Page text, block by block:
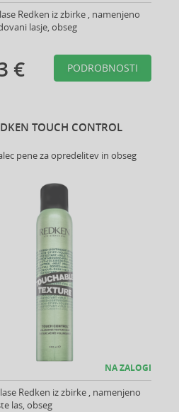
Redken iz zbirke , namenjeno
lasje, obseg
€ PODROBNOSTI
TOUCH CONTROL
pene za opredelitev in obseg
NA ZALOGI
Redken iz zbirke , namenjeno
las, obseg